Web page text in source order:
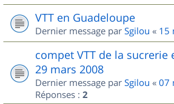
VTT en Guadeloupe
Dernier message par Sgilou « 15
compet VTT de la
29 mars 2008
Dernier message par Sgilou « 07
Réponses : 2